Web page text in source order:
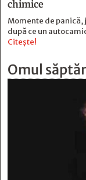
chimice
Momente de
după ce un
Citește!
Omul